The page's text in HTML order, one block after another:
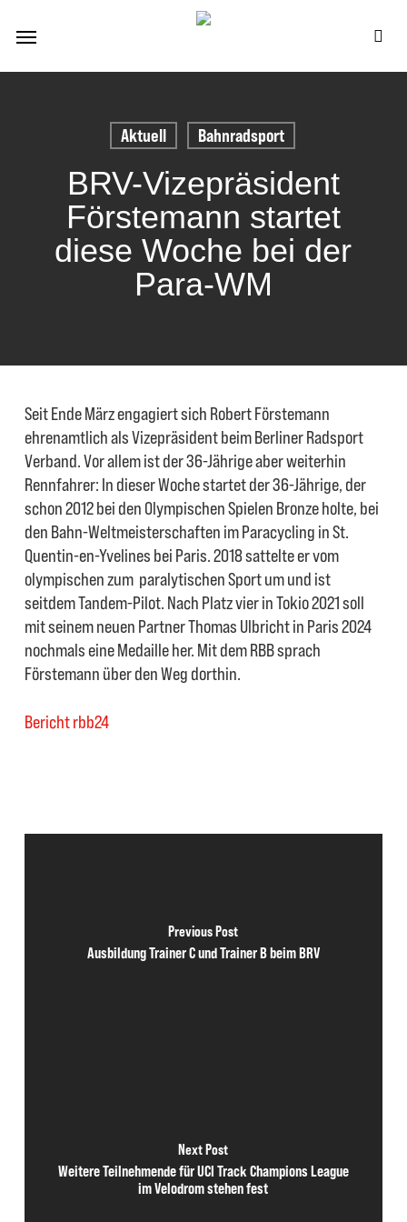
Menu
Aktuell Bahnradsport
BRV-Vizepräsident
Förstemann startet
diese Woche bei der
Para-WM
Seit Ende März engagiert sich Robert Förstemann
ehrenamtlich als Vizepräsident beim Berliner Radsport
Verband. Vor allem ist der 36-Jährige aber weiterhin
Rennfahrer: In dieser Woche startet der 36-Jährige, der
schon 2012 bei den Olympischen Spielen Bronze holte, bei
den Bahn-Weltmeisterschaften im Paracycling in St.
Quentin-en-Yvelines bei Paris. 2018 sattelte er vom
olympischen zum paralytischen Sport um und ist
seitdem Tandem-Pilot. Nach Platz vier in Tokio 2021 soll
mit seinem neuen Partner Thomas Ulbricht in Paris 2024
nochmals eine Medaille her. Mit dem RBB sprach
Förstemann über den Weg dorthin.
Bericht rbb24
Previous Post
Ausbildung Trainer C und Trainer B beim BRV
Next Post
Weitere Teilnehmende für UCI Track Champions League
im Velodrom stehen fest